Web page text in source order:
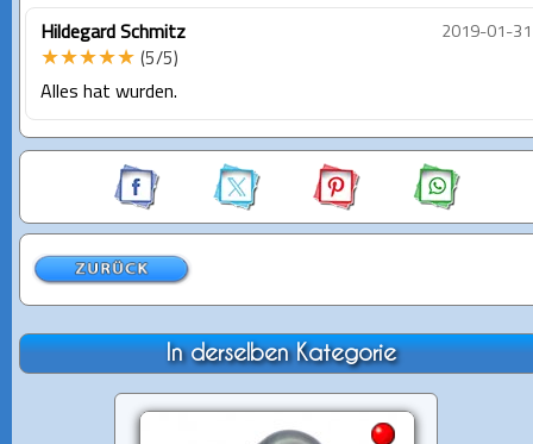
Hildegard Schmitz 2019-01-31
★★★★★ (5/5)
Alles hat wurden.
In derselben Kategorie